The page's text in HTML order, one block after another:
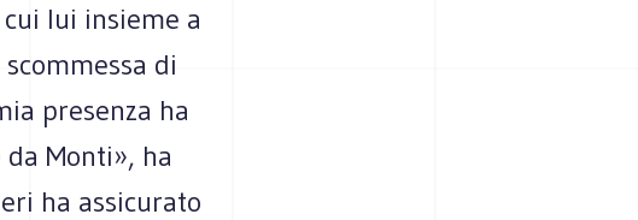
lui insieme a
di
presenza ha
Monti», ha
ha assicurato